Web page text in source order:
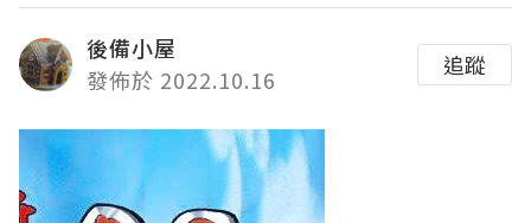
後備小屋
發佈於 2022.10.16
追蹤